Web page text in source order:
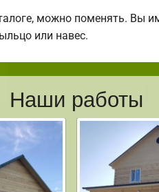
можно поменять. Вы
или навес.
Наши работы